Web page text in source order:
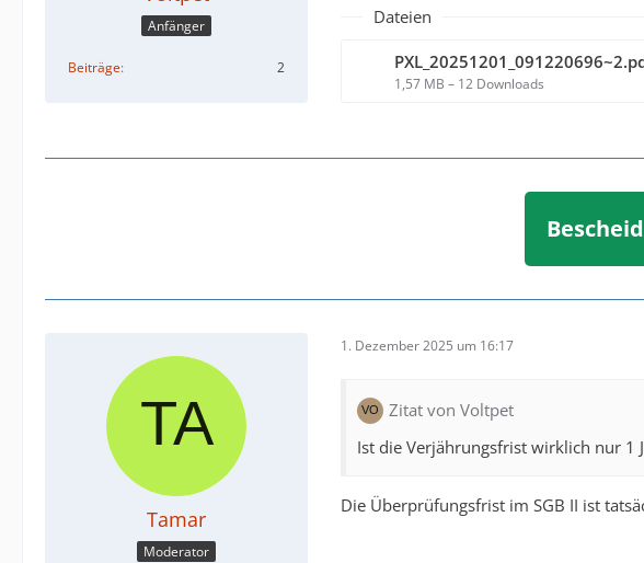
Anfänger
Beiträge 2
Dateien
1,57 MB – 12 Downloads
Tamar
Moderator
1. Dezember 2025 um 16:17
Zitat von Voltpet
Ist die Verjährungsfrist wirklich nur 1
Die Überprüfungsfrist im SGB II ist